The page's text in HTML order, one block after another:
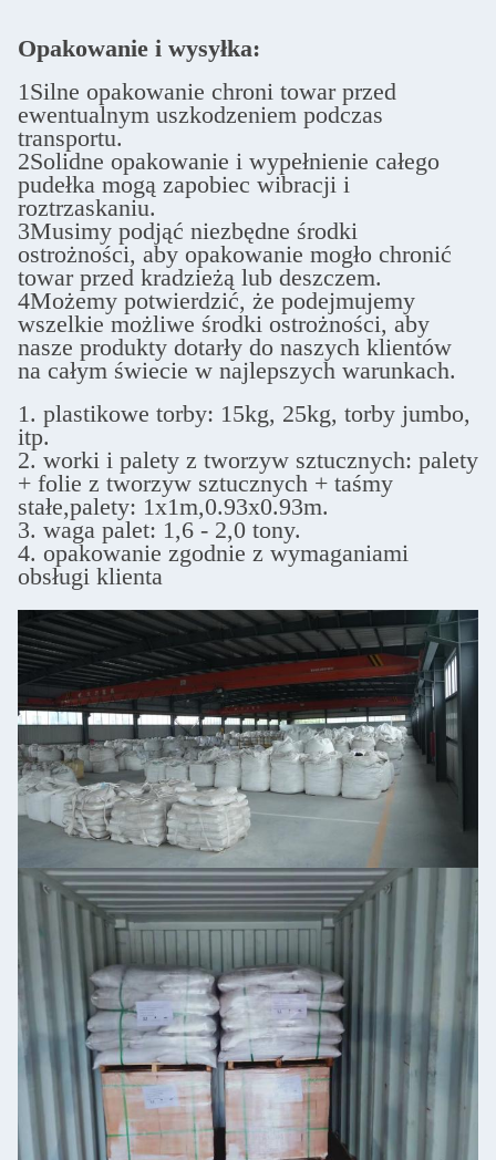
Opakowanie i wysyłka:
1Silne opakowanie chroni towar przed
ewentualnym uszkodzeniem podczas
transportu.
2Solidne opakowanie i wypełnienie całego
pudełka mogą zapobiec wibracji i
roztrzaskaniu.
3Musimy podjąć niezbędne środki
ostrożności, aby opakowanie mogło chronić
towar przed kradzieżą lub deszczem.
4Możemy potwierdzić, że podejmujemy
wszelkie możliwe środki ostrożności, aby
nasze produkty dotarły do naszych klientów
na całym świecie w najlepszych warunkach.
1. plastikowe torby: 15kg, 25kg, torby jumbo,
itp.
2. worki i palety z tworzyw sztucznych: palety
+ folie z tworzyw sztucznych + taśmy
stałe,palety: 1x1m,0.93x0.93m.
3. waga palet: 1,6 - 2,0 tony.
4. opakowanie zgodnie z wymaganiami
obsługi klienta